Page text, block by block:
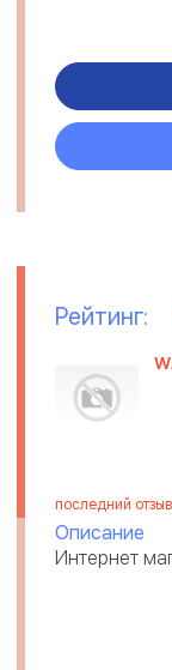
Рейтинг:
последний
Описание
Интернет